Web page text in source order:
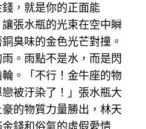
，就是你的正面能
張水瓶的光束在空中瞬
臭味的金色光芒對撞。
。雨點不是水，而是閃
。「不行！金牛座的物
被汙染了！」張水瓶大
的物質力量勝出，林天
錢和俗氣的虛假愛情